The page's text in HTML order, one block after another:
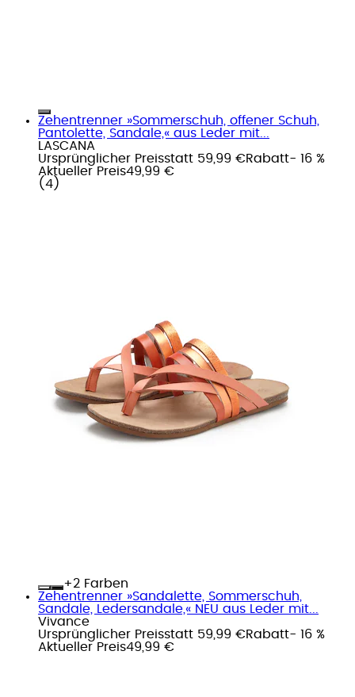
Zehentrenner »Sommerschuh, offener Schuh,
Pantolette, Sandale,« aus Leder mit...
LASCANA
Ursprünglicher Preisstatt 59,99 €Rabatt- 16 %
Aktueller Preis49,99 €
( 4 )
+
Farben
Zehentrenner »Sandalette, Sommerschuh,
Sandale, Ledersandale,« NEU aus Leder mit...
Vivance
Ursprünglicher Preisstatt 59,99 €Rabatt- 16 %
Aktueller Preis49,99 €